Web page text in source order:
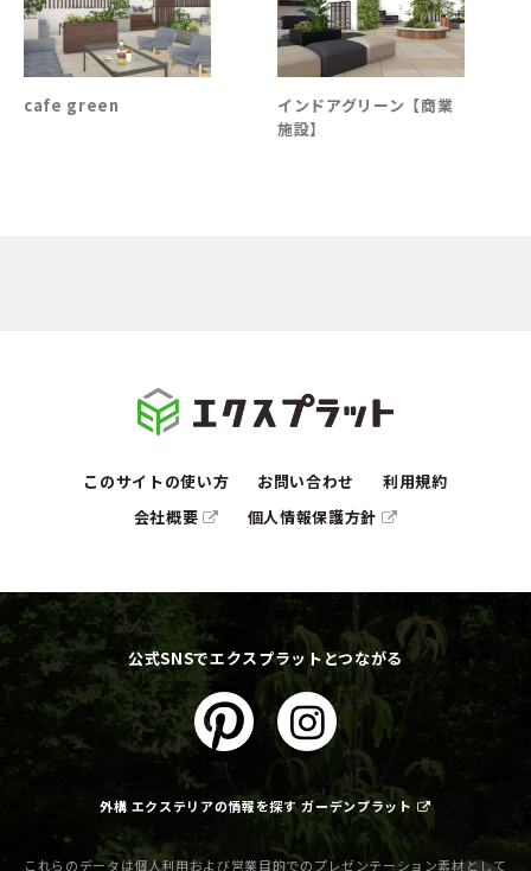
cafe green
インドアグリーン【商業
施設】
このサイトの使い方 お問い合わせ
利用規約
会社概要
個人情報保護方針
公式SNSでエクスプラットとつながる
外構 エクステリアの情報を探す ガーデンプラット
これらのデータは個人利用および営業目的でのプレゼンテーション素材として